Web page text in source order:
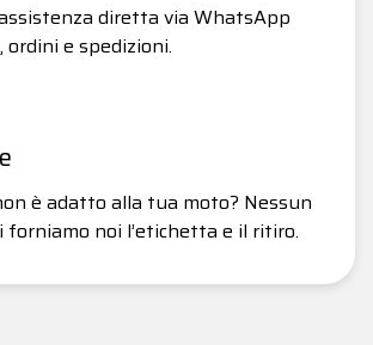
diretta via WhatsApp
e spedizioni.
è adatto alla tua moto? Nessun
forniamo noi l’etichetta e il ritiro.